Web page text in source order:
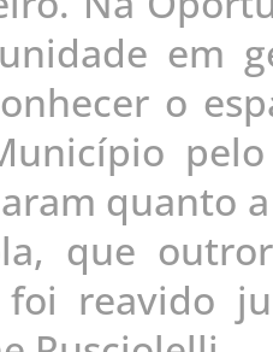
em
o
quanto
que
reavido